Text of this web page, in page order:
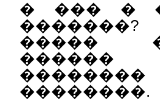
� ��� �
�����
��������.